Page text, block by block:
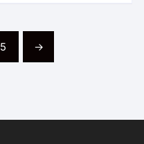
5 →